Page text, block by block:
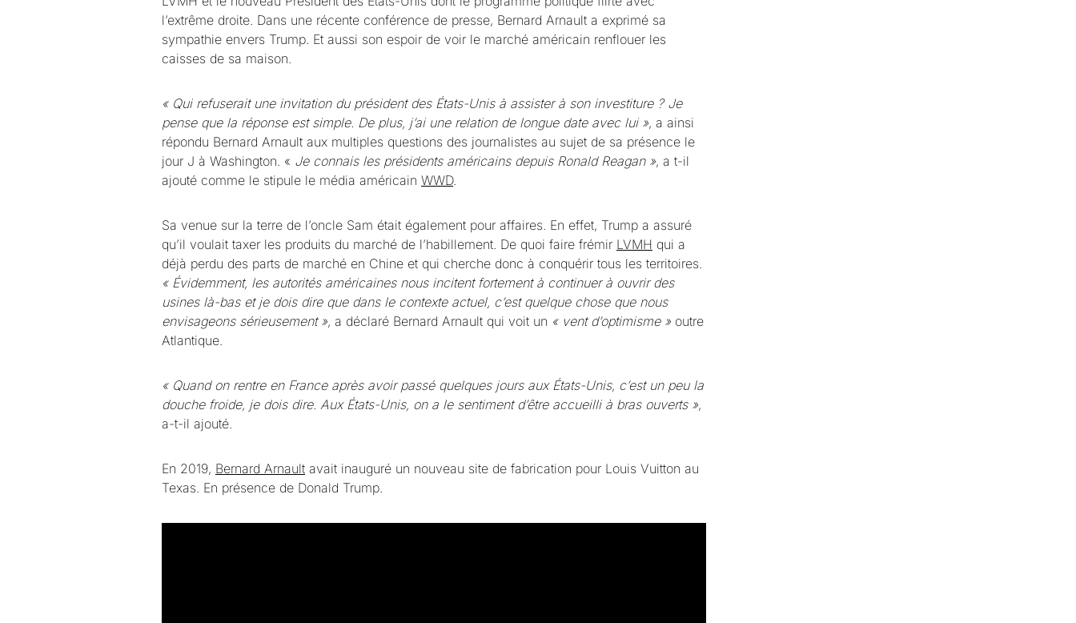
l’extrême droite. Dans une récente conférence de presse, Bernard Arnault a exprimé sa
sympathie envers Trump. Et aussi son espoir de voir le marché américain renflouer les
caisses de sa maison.
« Qui refuserait une invitation du président des États-Unis à assister à son investiture ? Je
pense que la réponse est simple. De plus, j’ai une relation de longue date avec lui », a ainsi
répondu Bernard Arnault aux multiples questions des journalistes au sujet de sa présence le
jour J à Washington. « Je connais les présidents américains depuis Ronald Reagan », a t-il
ajouté comme le stipule le média américain WWD.
Sa venue sur la terre de l’oncle Sam était également pour affaires. En effet, Trump a assuré
qu’il voulait taxer les produits du marché de l’habillement. De quoi faire frémir LVMH qui a
déjà perdu des parts de marché en Chine et qui cherche donc à conquérir tous les territoires.
« Évidemment, les autorités américaines nous incitent fortement à continuer à ouvrir des
usines là-bas et je dois dire que dans le contexte actuel, c’est quelque chose que nous
envisageons sérieusement », a déclaré Bernard Arnault qui voit un « vent d’optimisme » outre
Atlantique.
« Quand on rentre en France après avoir passé quelques jours aux États-Unis, c’est un peu la
douche froide, je dois dire. Aux États-Unis, on a le sentiment d’être accueilli à bras ouverts »,
a-t-il ajouté.
En 2019, Bernard Arnault avait inauguré un nouveau site de fabrication pour Louis Vuitton au
Texas. En présence de Donald Trump.